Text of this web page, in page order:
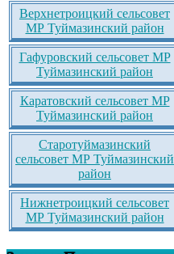
Верхнетроицкий сельсовет
МР Туймазинский район
Гафуровский сельсовет МР
Туймазинский район
Каратовский сельсовет МР
Туймазинский район
Старотуймазинский
сельсовет МР Туймазинский
район
Нижнетроицкий сельсовет
МР Туймазинский район